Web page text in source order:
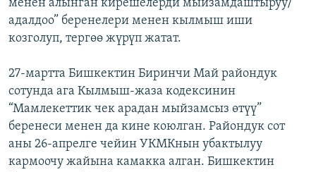
менен алынган кирешелерди мыйзамдаштыруу/
адалдоо” беренелери менен кылмыш иши
козголуп, тергөө жүрүп жатат.
27-мартта Бишкектин Биринчи Май райондук
сотунда ага Кылмыш-жаза кодексинин
“Мамлекеттик чек арадан мыйзамсыз өтүү”
беренеси менен да кине коюлган. Райондук сот
аны 26-апрелге чейин УКМКнын убактылуу
кармоочу жайына камакка алган. Бишкектин